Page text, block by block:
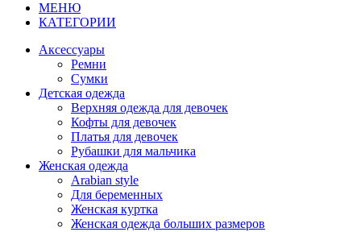
МЕНЮ
КАТЕГОРИИ
Аксессуары
Ремни
Сумки
Детская одежда
Верхняя одежда для девочек
Кофты для девочек
Платья для девочек
Рубашки для мальчика
Женская одежда
Arabian style
Для беременных
Женская куртка
Женская одежда больших размеров